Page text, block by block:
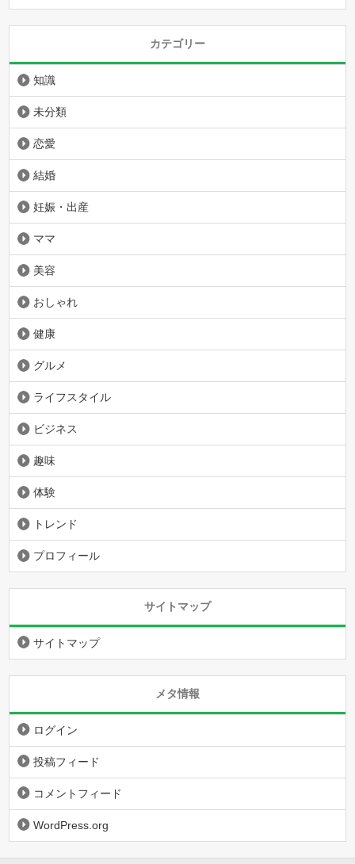
カテゴリー
知識
未分類
恋愛
結婚
妊娠・出産
ママ
美容
おしゃれ
健康
グルメ
ライフスタイル
ビジネス
趣味
体験
トレンド
プロフィール
サイトマップ
サイトマップ
メタ情報
ログイン
投稿フィード
コメントフィード
WordPress.org